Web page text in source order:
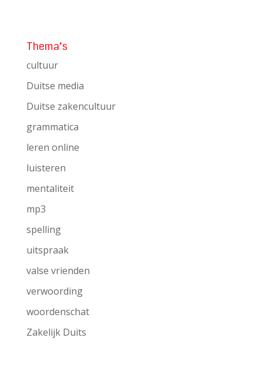
Thema’s
cultuur
Duitse media
Duitse zakencultuur
grammatica
leren online
luisteren
mentaliteit
mp3
spelling
uitspraak
valse vrienden
verwoording
woordenschat
Zakelijk Duits